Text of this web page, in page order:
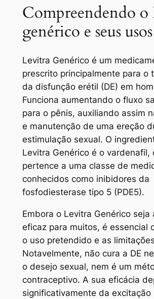
Compreendendo
genérico e seus usos
Levitra Genérico é um
prescrito principalmente para o
da disfunção erétil (DE) em
Funciona aumentando o fluxo
para o pênis, auxiliando assim
e manutenção de uma ereção
estimulação sexual. O
Levitra Genérico é o vardenafil,
pertence a uma classe de
conhecidos como inibidores da
fosfodiesterase tipo 5 (PDE5).
Embora o Levitra Genérico seja
eficaz para muitos, é essencial
o uso pretendido e as
Notavelmente, não cura a DE
o desejo sexual, nem é um
contraceptivo. A sua eficácia
significativamente da excitação